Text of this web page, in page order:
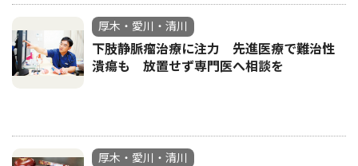
厚木・愛川・清川
下肢静脈瘤治療に注力 先進医療で難治性
潰瘍も 放置せず専門医へ相談を
厚木・愛川・清川